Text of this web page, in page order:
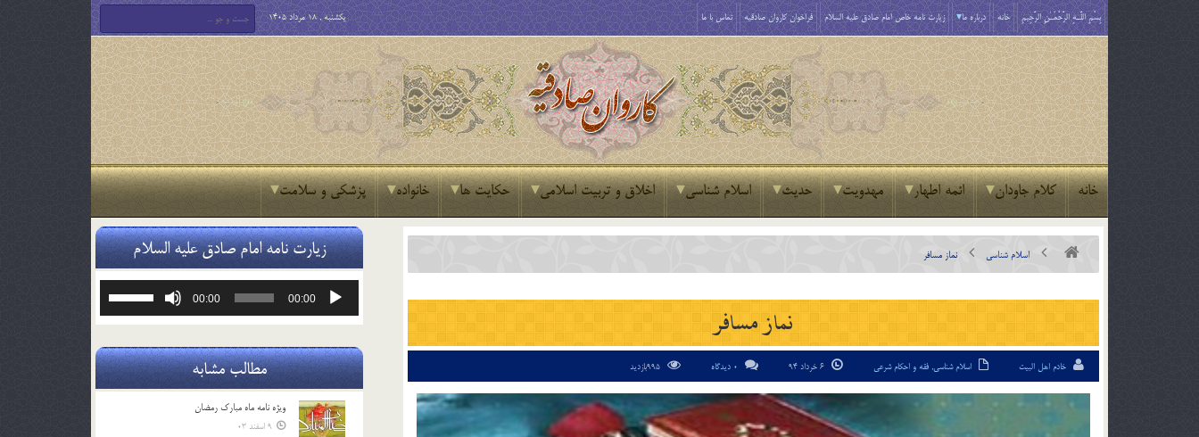
بِسْمِ اللَّـهِ الرَّحْمَـٰنِ الرَّحِيمِ خانه درباره ما زیارت نامه خاص امام صادق علیه السلام فراخوان کاروان صادقیه تماس با ما یکشنبه , 18 مرداد 1405
خانه کلام جاودان ائمه اطهار مهدویت حدیث اسلام شناسی اخلاق و تربیت اسلامی حکایت ها خانواده پزشکی و سلامت
اسلام شناسی نماز مسافر
نماز مسافر
خادم اهل البیت اسلام شناسی, فقه و احکام شرعی 0 دیدگاه
زیارت نامه امام صادق علیه السلام
پخش‌کننده
00:00
00:00
یا
صدا
کلیدهای
مطالب مشابه
ویژه نامه ماه مبارک رمضان
9 اسفند 03